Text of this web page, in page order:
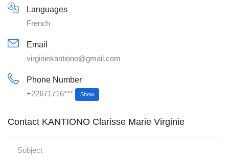
Languages
French
Email
virginiekantiono@gmail.com
Phone Number
+22671716***
Show
Contact KANTIONO Clarisse Marie Virginie